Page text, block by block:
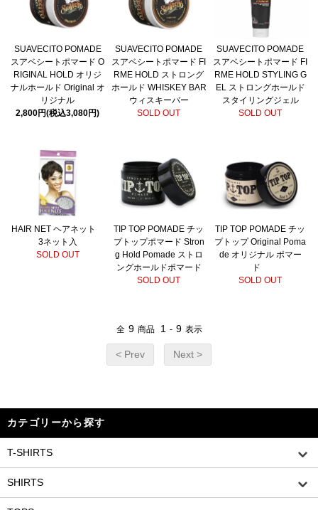
SUAVECITO POMADE
スアベシートポマード O
RIGINAL HOLD オリジ
ナルホールド Original オ
リジナル
2,800円(税込3,080円)
SUAVECITO POMADE
スアベシートポマード FI
RME HOLD ストロング
ホールド WHISKEY BAR
ウィスキーバー
SOLD OUT
SUAVECITO POMADE
スアベシートポマード FI
RME HOLD STYLING G
EL ストロングホールド
スタイリングジェル
SOLD OUT
HAIR NET ヘアネット
3ネット入
SOLD OUT
TIP TOP POMADE チッ
プトップポマード Stron
g Hold Pomade ストロ
ングホールドポマード
SOLD OUT
TIP TOP POMADE チッ
プトップ Original Poma
de オリジナル ポマー
ド
SOLD OUT
全 9 商品 1 - 9 表示
< Prev Next >
カテゴリーから探す
T-SHIRTS
SHIRTS